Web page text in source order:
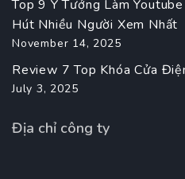
Top 9 Ý Tưởng Làm
Hút Nhiều Người Xem Nhất
November 14, 2025
Review 7 Top Khóa Cửa
July 3, 2025
Địa chỉ công ty